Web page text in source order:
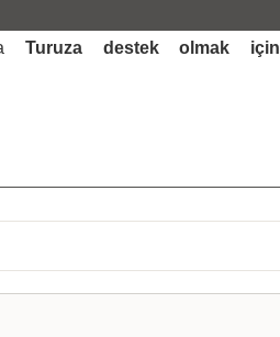
Turuza destek olmak için